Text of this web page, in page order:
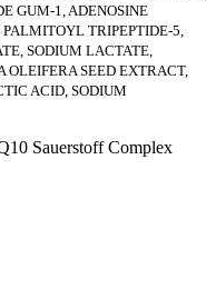
GUM-1, ADENOSINE
TRIPEPTIDE-5,
SODIUM LACTATE,
SEED EXTRACT,
ACID, SODIUM